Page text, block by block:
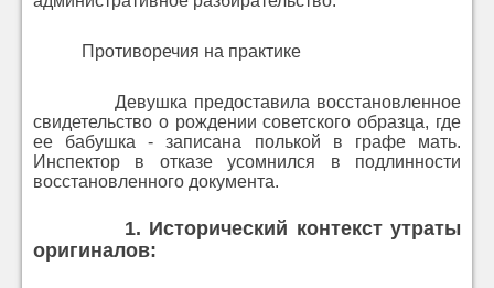
Противоречия на практике
Девушка предоставила восстановленное
свидетельство о рождении советского образца, где
ее бабушка - записана полькой в графе мать.
Инспектор в отказе усомнился в подлинности
восстановленного документа.
1. Исторический контекст утраты
оригиналов: